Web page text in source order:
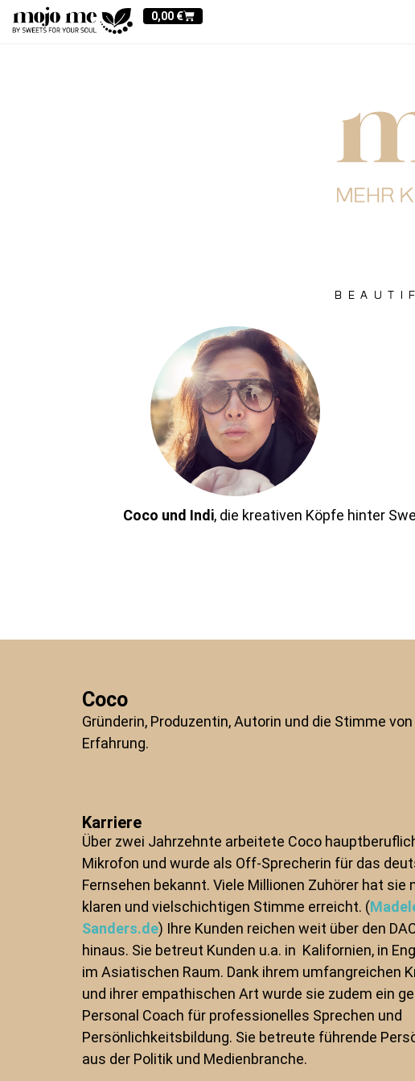
0,00 €
Coco und Indi, die kreativen Köpfe hinter
Coco
Gründerin, Produzentin, Autorin und die Stimme
Erfahrung.
Karriere
Über zwei Jahrzehnte arbeitete Coco
Mikrofon und wurde als Off-Sprecherin für das
Fernsehen bekannt. Viele Millionen Zuhörer hat sie
klaren und vielschichtigen Stimme erreicht. (
Sanders.de) Ihre Kunden reichen weit über den
hinaus. Sie betreut Kunden u.a. in Kalifornien, in
im Asiatischen Raum. Dank ihrem umfangreichen
und ihrer empathischen Art wurde sie zudem ein
Personal Coach für professionelles Sprechen und
Persönlichkeitsbildung. Sie betreute führende
aus der Politik und Medienbranche.